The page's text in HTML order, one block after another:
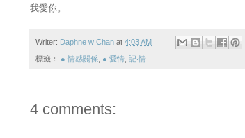
我愛你。
Writer: Daphne w Chan at 4:03 AM
標籤： ● 情感關係 ● 愛情 記‧情
4 comments: